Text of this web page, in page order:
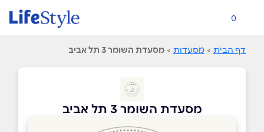
0
דף הבית > מסעדות > מסעדת השומר 3 תל אביב
מסעדת השומר 3 תל אביב